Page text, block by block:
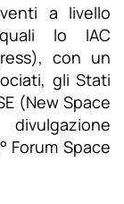
a livello
lo IAC
con un
gli Stati
(New Space
Forum Space